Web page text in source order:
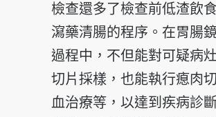
檢查還多了檢查前低渣飲
瀉藥清腸的程序。在胃腸
過程中，不但能對可疑病
切片採樣，也能執行瘜肉
血治療等，以達到疾病診